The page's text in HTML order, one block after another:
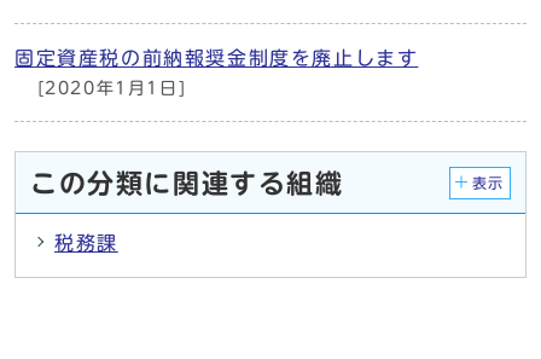
固定資産税の前納報奨金制度を廃止します
[2020年1月1日]
この分類に関連する組織 表示
税務課